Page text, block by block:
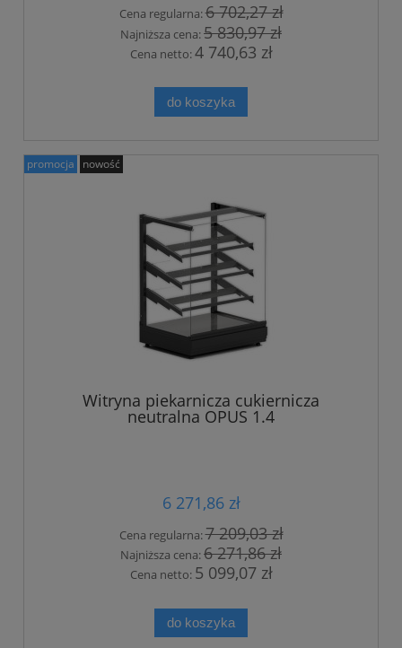
Cena regularna:6 702,27 zł
Najniższa cena:5 830,97 zł
Cena netto:4 740,63 zł
do koszyka
Witryna piekarnicza cukiernicza
neutralna OPUS 1.4
6 271,86 zł
Cena regularna:7 209,03 zł
Najniższa cena:6 271,86 zł
Cena netto: 5 099,07 zł
do koszyka
promocja nowość